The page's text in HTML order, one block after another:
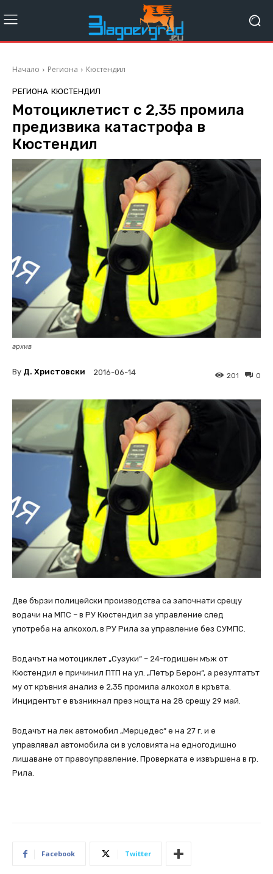
Начало Региона Кюстендил
РЕГИОНА КЮСТЕНДИЛ
Мотоциклетист с 2,35 промила
предизвика катастрофа в
Кюстендил
архив
By Д. Христовски 2016-06-14 0
201
Две бързи полицейски производства са започнати срещу
водачи на МПС – в РУ Кюстендил за управление след
употреба на алкохол, в РУ Рила за управление без СУМПС.
Водачът на мотоциклет „Сузуки“ – 24-годишен мъж от
Кюстендил е причинил ПТП на ул. „Петър Берон“, а резултатът
му от кръвния анализ е 2,35 промила алкохол в кръвта.
Инцидентът е възникнал през нощта на 28 срещу 29 май.
Водачът на лeк автомобил „Мерцедес“ е на 27 г. и е
управлявал автомобила си в условията на едногодишно
лишаване от правоуправление. Проверката е извършена в гр.
Рила.
Facebook Twitter